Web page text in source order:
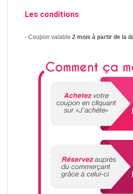
Les conditions
- Coupon valable 2 mois à partir de la